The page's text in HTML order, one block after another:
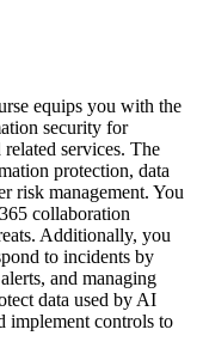
equips you with the
security for
services. The
protection, data
risk management. You
collaboration
Additionally, you
to incidents by
and managing
data used by AI
implement controls to